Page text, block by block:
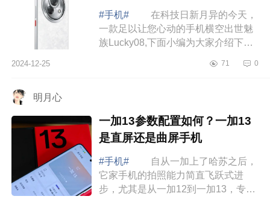
#手机#
在科技日新月异的今天，
一款足以让您心动的手机横空出世魅
族Lucky08,下面小编为大家介绍下魅
样 魅族lucky08值得买吗 魅族
2024-12-25 71 0
明月心
一加13参数配置如何？一加13
是直屏还是曲屏手机
#手机#
自从一加上了哈苏之后，
它家手机的拍照能力简直飞跃式进
步，尤其是从一加12到一加13，专业